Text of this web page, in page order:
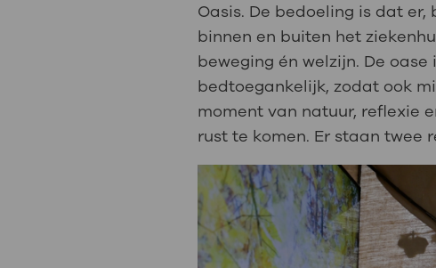
Oasis. De bedoeling is dat
binnen en buiten het
beweging én welzijn. De
bedtoegankelijk, zodat ook
moment van natuur, reflexie
rust te komen. Er staan twee